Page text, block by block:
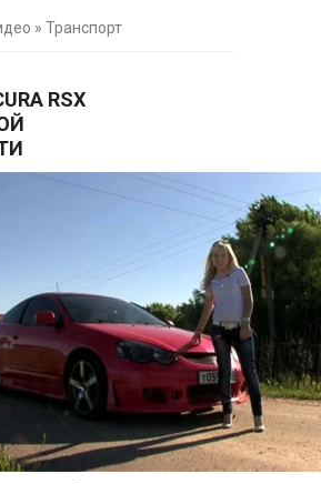
» Транспорт
RSX